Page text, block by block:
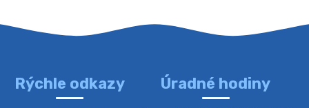
4. augusta 2026 10:05
Rýchle odkazy Úradné hodiny